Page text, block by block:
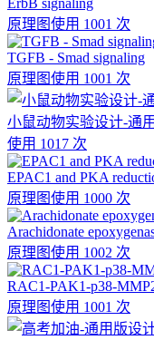
原理图使用 1001 次
TGFB - Smad signaling
原理图使用 1001 次
小鼠动物实验设计-通
使用 1017 次
EPAC1 and PKA
原理图使用 1000 次
Arachidonate
原理图使用 1002 次
RAC1-PAK1-p38-
原理图使用 1001 次